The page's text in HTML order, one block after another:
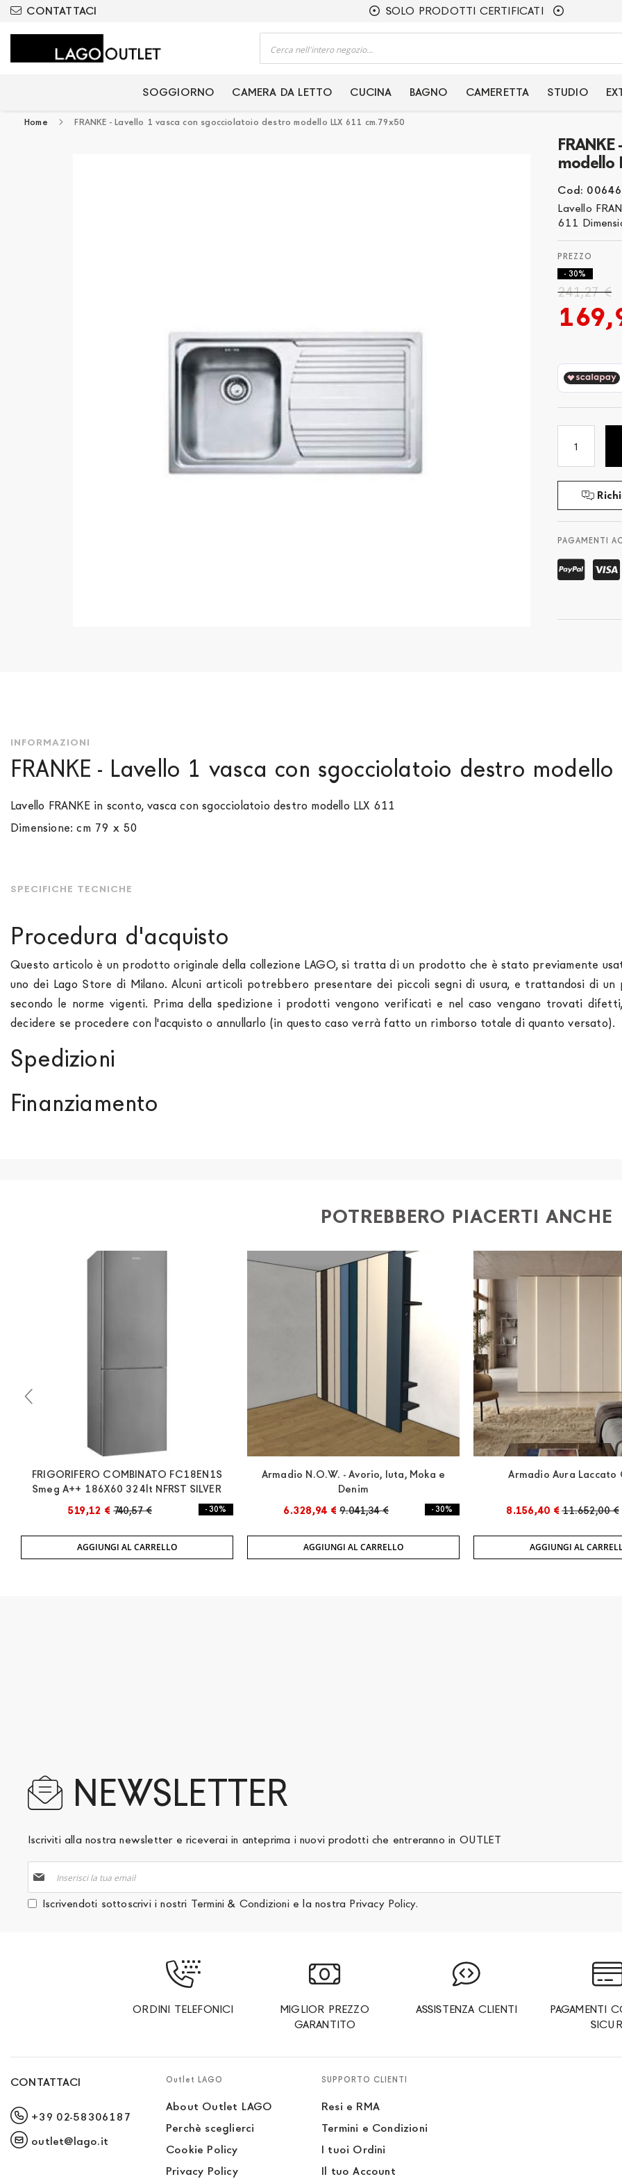
CONTATTACI
CERTIFICATI SOLO PRODOTTI CERTIFICATI
SOGGIORNO CAMERA DA LETTO CUCINA BAGNO CAMERETTA STUDIO
Home FRANKE - Lavello 1 vasca con sgocciolatoio destro modello LLX 611 cm.79x50
modello
Cod: 00646
Lavello
611
241,27 €
- 30%
PAGAMENTI
INFORMAZIONI
FRANKE - Lavello 1 vasca con sgocciolatoio destro
Lavello FRANKE in sconto, vasca con sgocciolatoio destro modello LLX 611
Dimensione: cm 79 x 50
SPECIFICHE TECNICHE
Procedura d'acquisto
Questo articolo è un prodotto originale della collezione LAGO, si tratta di un prodotto che è stato previamente
uno dei Lago Store di Milano. Alcuni articoli potrebbero presentare dei piccoli segni di usura, e trattandosi di
secondo le norme vigenti. Prima della spedizione i prodotti vengono verificati e nel caso vengano trovati
decidere se procedere con l'acquisto o annullarlo (in questo caso verrà fatto un rimborso totale di quanto versato).
Spedizioni
paese di interesse. La spedizione
, che
Finanziamento
POTREBBERO PIACERTI ANCHE
FRIGORIFERO COMBINATO FC18EN1S
Smeg A++ 186X60 324lt NFRST SILVER
519,12 € 740,57 € - 30%
AGGIUNGI AL CARRELLO
Armadio N.O.W. - Avorio, Iuta, Moka e
Denim
6.328,94 € 9.041,34 € - 30%
AGGIUNGI AL CARRELLO
Armadio Aura Laccato
8.156,40 € 11.652,00 €
AGGIUNGI AL
NEWSLETTER
Iscriviti alla nostra newsletter e riceverai in anteprima i nuovi prodotti che entreranno in OUTLET
alla
nostra
Newsletter:
Iscrivendoti sottoscrivi i nostri Termini & Condizioni e la nostra Privacy Policy.
ORDINI TELEFONICI
MIGLIOR PREZZO
GARANTITO
ASSISTENZA CLIENTI
PAGAMENTI
CONTATTACI
+39 02-58306187
outlet@lago.it
Outlet LAGO
About Outlet LAGO
Perchè sceglierci
Cookie Policy
Privacy Policy
SUPPORTO CLIENTI
Resi e RMA
Termini e Condizioni
I tuoi Ordini
Il tuo Account